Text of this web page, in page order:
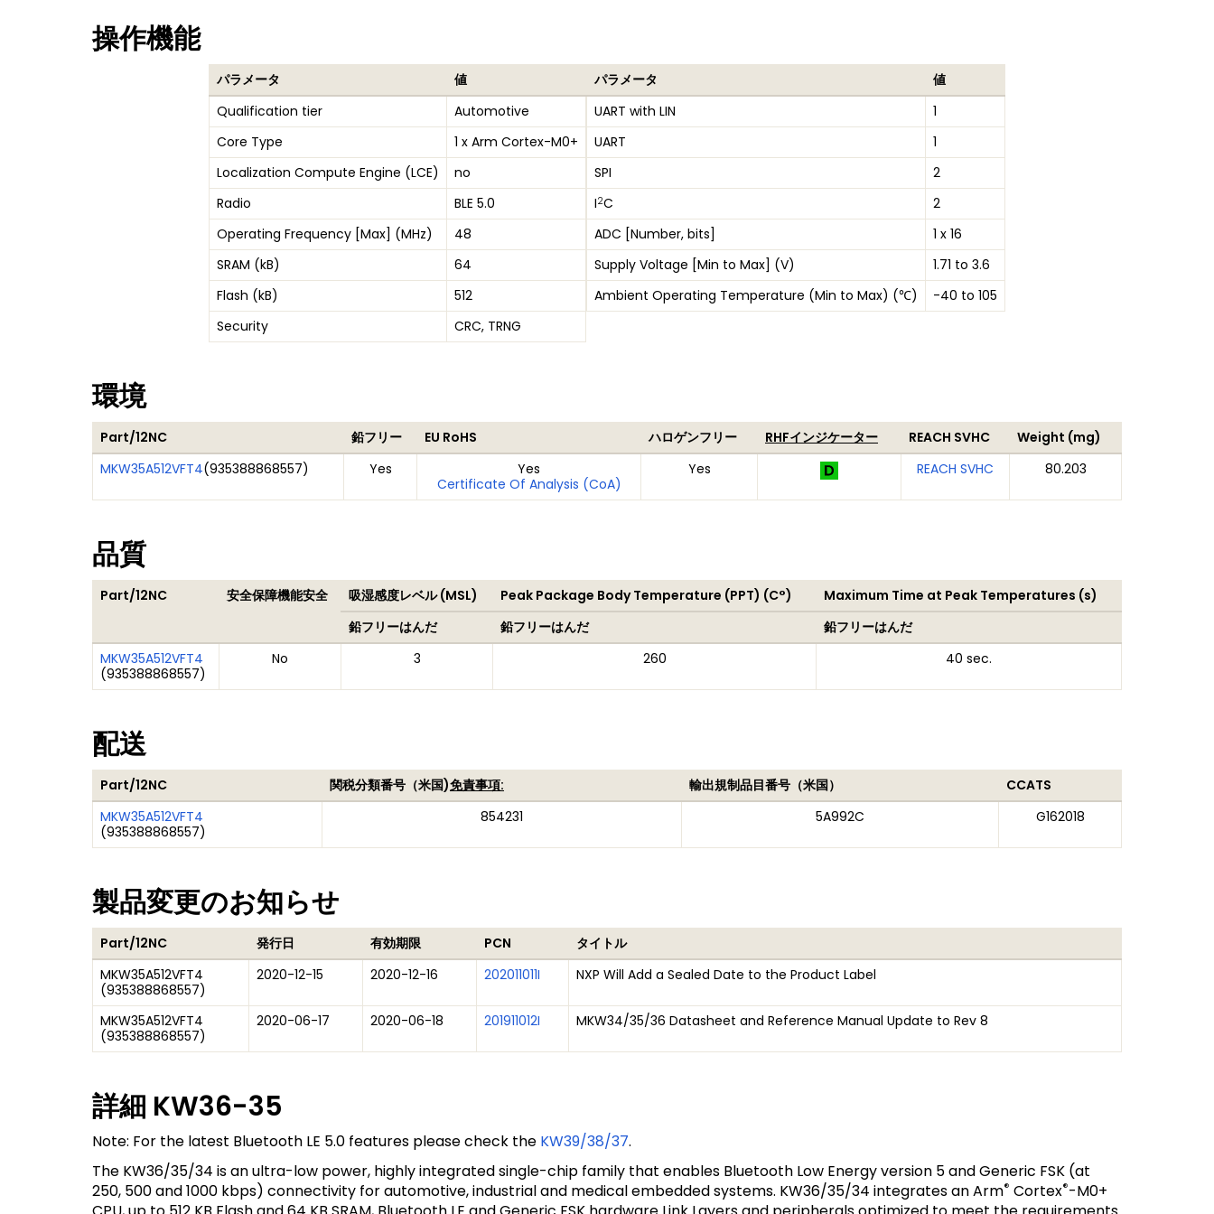
操作機能
パラメータ
値
Qualification tier
Automotive
Core Type
1 x Arm Cortex-M0+
Localization Compute Engine (LCE)
no
Radio
BLE 5.0
Operating Frequency [Max] (MHz)
48
SRAM (kB)
64
Flash (kB)
512
Security
CRC, TRNG
パラメータ
値
UART with LIN
1
UART
1
SPI
2
I2C
2
ADC [Number, bits]
1 x 16
Supply Voltage [Min to Max] (V)
1.71 to 3.6
Ambient Operating Temperature (Min to Max) (℃)
-40 to 105
環境
Part/12NC 鉛フリー EU RoHS ハロゲンフリー RHFインジケーター REACH SVHC
Weight (mg)
MKW35A512VFT4(935388868557) Yes
Yes
Certificate Of Analysis (CoA)
Yes REACH SVHC 80.203
品質
Part/12NC 安全保障機能安全 吸湿感度レベル (MSL) Peak Package Body Temperature (PPT) (C°)
Maximum Time at Peak Temperatures (s)
鉛フリーはんだ
鉛フリーはんだ
鉛フリーはんだ
MKW35A512VFT4
(935388868557)
No 3 260 40 sec.
配送
Part/12NC 関税分類番号（米国)免責事項: 輸出規制品目番号（米国）
CCATS
MKW35A512VFT4
(935388868557)
854231 5A992C G162018
製品変更のお知らせ
Part/12NC 発行日 有効期限 PCN
タイトル
MKW35A512VFT4
(935388868557)
2020-12-15 2020-12-16 202011011I NXP Will Add a Sealed Date to the Product Label
MKW35A512VFT4
(935388868557)
2020-06-17 2020-06-18 201911012I MKW34/35/36 Datasheet and Reference Manual Update to Rev 8
詳細 KW36-35
Note: For the latest Bluetooth LE 5.0 features please check the KW39/38/37.
The KW36/35/34 is an ultra-low power, highly integrated single-chip family that enables Bluetooth Low Energy version 5 and Generic FSK (at
250, 500 and 1000 kbps) connectivity for automotive, industrial and medical embedded systems. KW36/35/34 integrates an Arm® Cortex®-M0+